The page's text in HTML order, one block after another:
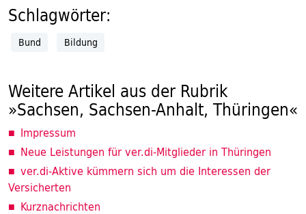
Schlagwörter:
Bund Bildung
Weitere Artikel aus der Rubrik
»Sachsen, Sachsen-Anhalt, Thüringen«
Impressum
Neue Leistungen für ver.di-Mitglieder in Thüringen
ver.di-Aktive kümmern sich um die Interessen der
Versicherten
Kurznachrichten